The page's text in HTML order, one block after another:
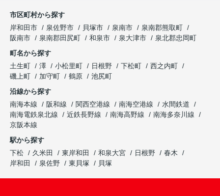
市区町村から探す
岸和田市
泉佐野市 貝塚市 泉南市
泉南郡熊取町
阪南市
泉南郡田尻町 和泉市 泉大津市
泉北郡忠岡町
町名から探す
土生町
澤 小松里町 日根野 下松町
西之内町
磯上町
加守町 鶴原
池尻町
沿線から探す
南海本線
阪和線 関西空港線 南海空港線
水間鉄道
南海電鉄泉北線
近鉄長野線 南海高野線
南海多奈川線
京阪本線
駅から探す
下松
久米田 東岸和田 和泉大宮 日根野
春木
岸和田
泉佐野 東貝塚 貝塚